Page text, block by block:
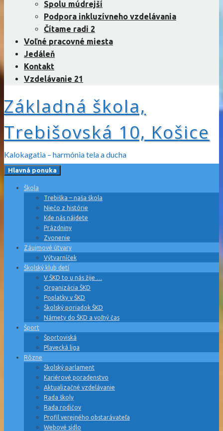
Spolu múdrejší
Podpora inkluzívneho vzdelávania
Čítame radi 2
Voľné pracovné miesta
Jedáleň
Kontakt
Vzdelávanie 21
Základná škola,
Trebišovská 10, Košice
Kalokagatia – harmónia tela a ducha
Hlavná ponuka
Škola
Trebiška – naša škola
Niečo z histórie
Kde nás nájdete
Prázdniny
Zvonenie
Záujmové útvary
Výtvarníček
Školský klub detí
V ŠKD to u nás žije …
Organizácia ŠKD
Poplatky v ŠKD
Školský poriadok ŠKD
Námety do ŠKD a voľný čas
Šport
Športoviská
Plavecká liga
Rôzne
Školský parlament
Kariérové poradenstvo
Aktualizačné vzdelávanie
Rada školy
Rada rodičov
Profil verejného obstarávateľa
Webové sídlo